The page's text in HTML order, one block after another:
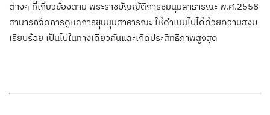
ต่างๆ ที่เกี่ยวข้องตาม พระราชบัญญัติการชุมนุมสาธารณะ พ.ศ.2558
สามารถจัดการดูแลการชุมนุมสาธารณะ ให้ดำเนินไปได้ด้วยความสงบ
เรียบร้อย เป็นไปในทางเดียวกันและเกิดประสิทธิภาพสูงสุด